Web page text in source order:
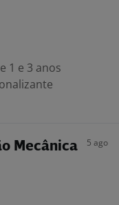
1 e 3 anos
Mecânica
5 ago